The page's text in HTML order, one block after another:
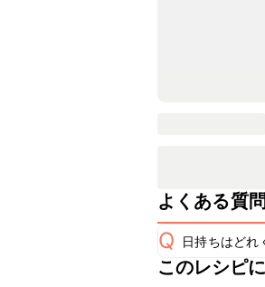
よくある質問
Q 日持ちはどれ
こちらのレ
このレシピ